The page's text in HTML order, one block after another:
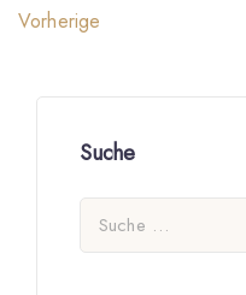
Vorherige
Suche